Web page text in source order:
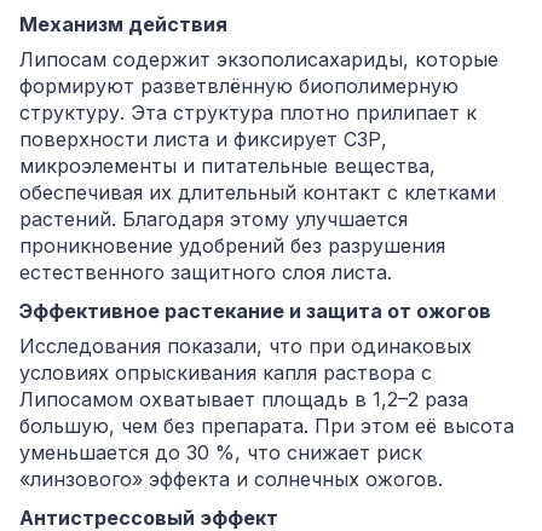
Механизм действия
Липосам содержит экзополисахариды, которые
формируют разветвлённую биополимерную
структуру. Эта структура плотно прилипает к
поверхности листа и фиксирует СЗР,
микроэлементы и питательные вещества,
обеспечивая их длительный контакт с клетками
растений. Благодаря этому улучшается
проникновение удобрений без разрушения
естественного защитного слоя листа.
Эффективное растекание и защита от ожогов
Исследования показали, что при одинаковых
условиях опрыскивания капля раствора с
Липосамом охватывает площадь в 1,2–2 раза
большую, чем без препарата. При этом её высота
уменьшается до 30 %, что снижает риск
«линзового» эффекта и солнечных ожогов.
Антистрессовый эффект